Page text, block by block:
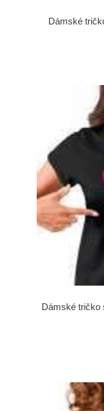
Dámské
Dámské tričko